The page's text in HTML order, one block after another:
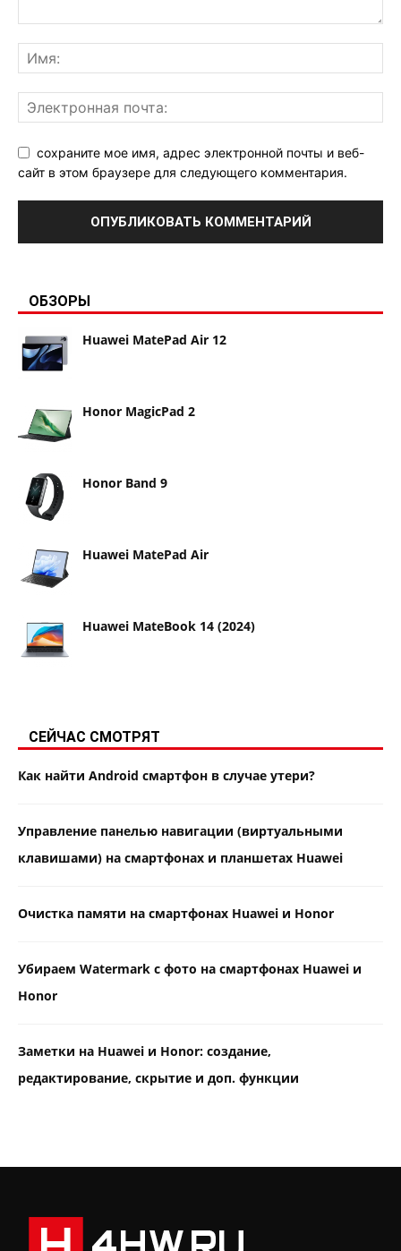
сохраните мое имя, адрес электронной почты и веб-
сайт в этом браузере для следующего комментария.
ОБЗОРЫ
Huawei MatePad Air 12
Honor MagicPad 2
Honor Band 9
Huawei MatePad Air
Huawei MateBook 14 (2024)
СЕЙЧАС СМОТРЯТ
Как найти Android смартфон в случае утери?
Управление панелью навигации (виртуальными
клавишами) на смартфонах и планшетах Huawei
Очистка памяти на смартфонах Huawei и Honor
Убираем Watermark с фото на смартфонах Huawei и
Honor
Заметки на Huawei и Honor: создание,
редактирование, скрытие и доп. функции